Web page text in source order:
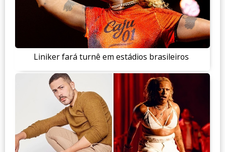
Liniker fará turnê em estádios brasileiros